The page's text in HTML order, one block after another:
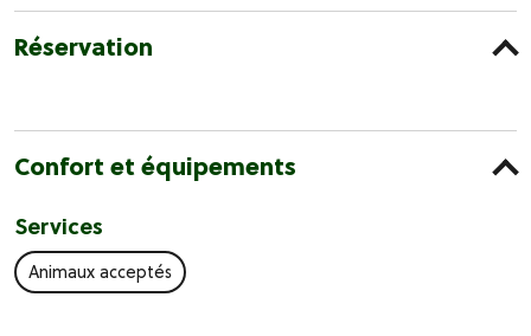
Réservation
Confort et équipements
Services
Animaux acceptés